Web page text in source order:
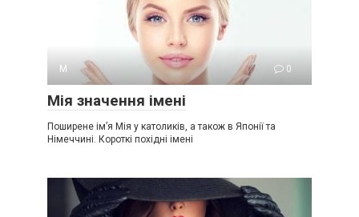
М 0
Мія значення імені
Поширене ім’я Мія у католиків, а також в Японії та
Німеччині. Короткі похідні імені